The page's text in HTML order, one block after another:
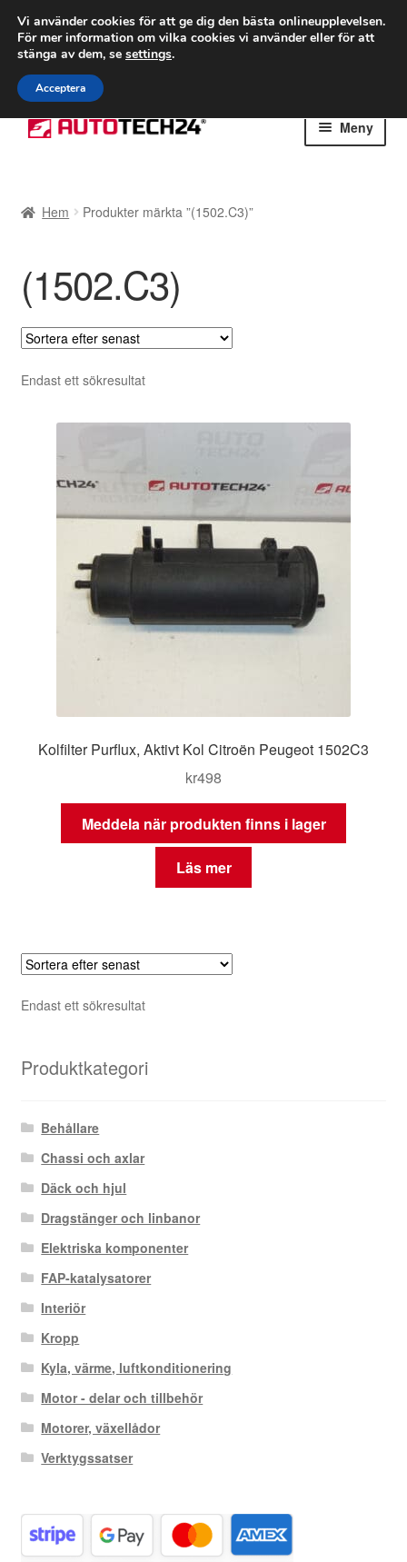
FRAKT från 75 kr
Världsomspännande frakt
Ring 766 924 713
Hoppa
till
Hoppa
till
Meny
Betalningar
Integritetspolicy
Klagomål
Kolla upp
Kontakt
Om oss
Reklamationsprocedur
Villkor
Hem Produkter märkta ”(1502.C3)”
(1502.C3)
Endast ett sökresultat
Kolfilter Purflux, Aktivt Kol Citroën Peugeot 1502C3
kr498
Meddela när produkten finns i lager
Läs mer
Endast ett sökresultat
Produktkategori
Behållare
Chassi och axlar
Däck och hjul
Dragstänger och linbanor
Elektriska komponenter
FAP-katalysatorer
Interiör
Kropp
Kyla, värme, luftkonditionering
Motor - delar och tillbehör
Motorer, växellådor
Verktygssatser
Vi använder cookies för att ge dig den bästa onlineupplevelsen.
För mer information om vilka cookies vi använder eller för att
stänga av dem, se settings.
Acceptera